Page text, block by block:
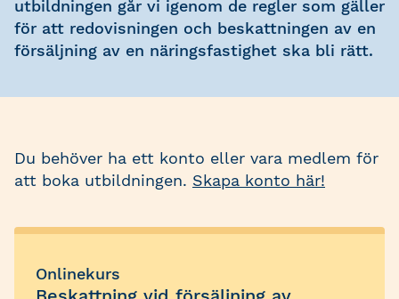
utbildningen går vi igenom de regler som gäller
för att redovisningen och beskattningen av en
försäljning av en näringsfastighet ska bli rätt.
Du behöver ha ett konto eller vara medlem för
att boka utbildningen. Skapa konto här!
Onlinekurs